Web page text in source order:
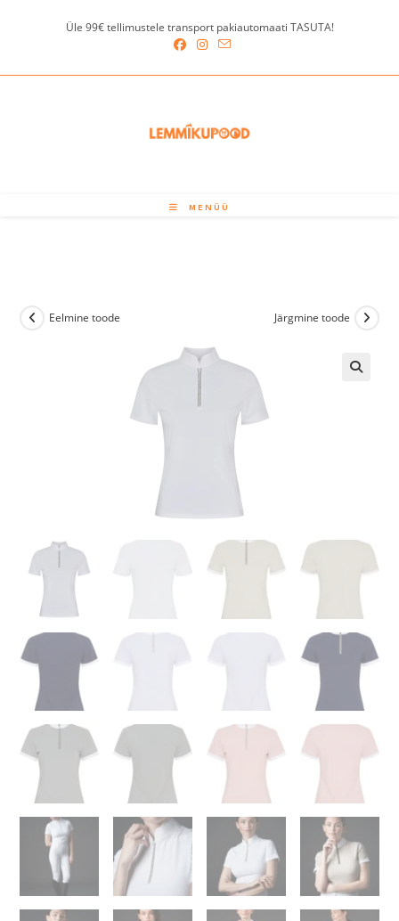
Üle 99€ tellimustele transport pakiautomaati TASUTA!
MENÜÜ
Eelmine toode Järgmine toode